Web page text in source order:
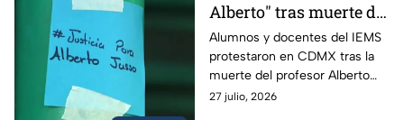
Alberto" tras muerte de
profesor del IEMS
señalado por acoso
Alumnos y docentes del IEMS
protestaron en CDMX tras la
muerte del profesor Alberto
Israel Jasso; exigen cuidar la
27 julio, 2026